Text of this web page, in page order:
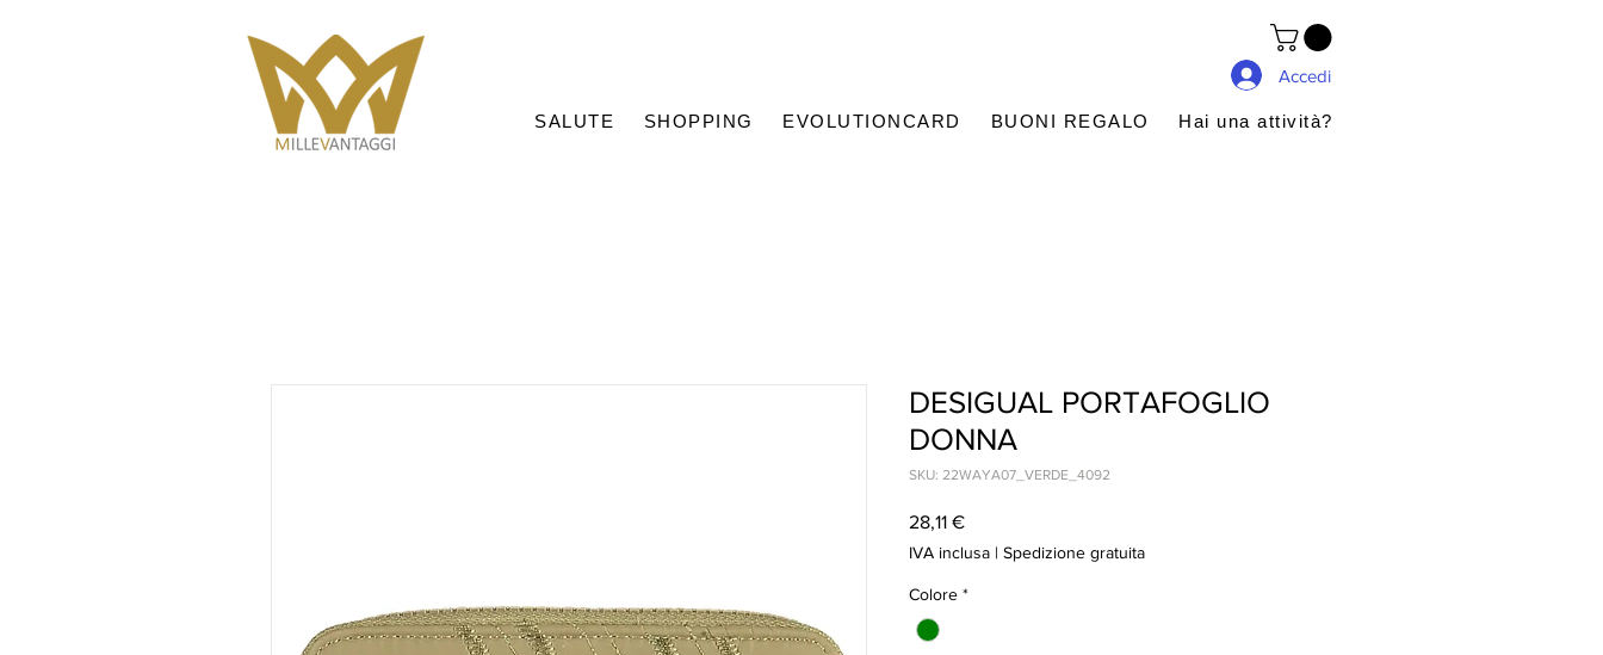
Accedi
SALUTE SHOPPING EVOLUTIONCARD BUONI REGALO Hai una attività?
DESIGUAL PORTAFOGLIO
DONNA
SKU: 22WAYA07_VERDE_4092
28,11 €Prezzo
IVA inclusa | Spedizione gratuita
Colore *